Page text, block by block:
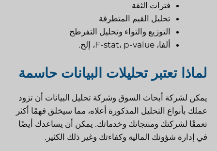
فترات الثقة
تحليل القيم المتطرفة
التوزيع والتواء وتحليل التفرطح
ألفا، F-stat، p-value، إلخ.
لماذا تعتبر تحليلات البيانات حاسمة
يمكن لشركة أبحاث السوق وشركة تحليل البيانات أن تزود
عملك بأنواع التحليل المذكورة أعلاه، مما سيخلق فهمًا أكثر
تعمقًا لشركتك ومنتجاتك وخدماتك. يمكن أن يساعدك أيضًا
في إدارة شؤونك المالية وكفاءتك وغير ذلك الكثير.